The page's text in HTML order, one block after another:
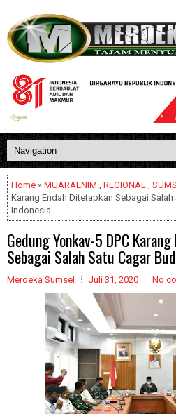
Home » MUARAENIM , REGIONAL ,
Karang Endah Ditetapkan Sebagai Salah
Indonesia
Gedung Yonkav-5 DPC
Sebagai Salah Satu Cagar
Merdeka Sumsel Juli 31, 2020 No